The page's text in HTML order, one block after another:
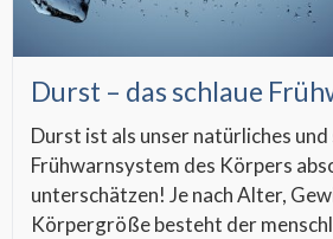
Durst – das schlaue
Durst ist als unser natürliches und
Frühwarnsystem des Körpers
unterschätzen! Je nach Alter,
Körpergröße besteht der